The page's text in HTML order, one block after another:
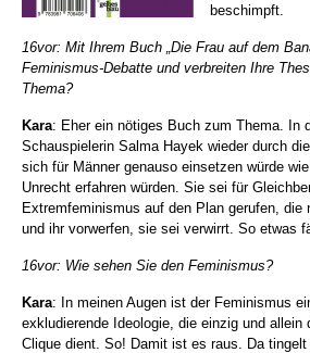
beschimpft.
16vor: Mit Ihrem Buch „Die Frau auf dem
Feminismus-Debatte und verbreiten Ihre
Thema?
Kara: Eher ein nötiges Buch zum Thema. In
Schauspielerin Salma Hayek wieder durch
sich für Männer genauso einsetzen würde
Unrecht erfahren würden. Sie sei für
Extremfeminismus auf den Plan gerufen,
und ihr vorwerfen, sie sei verwirrt. So etwas
16vor: Wie sehen Sie den Feminismus?
Kara: In meinen Augen ist der Feminismus
exkludierende Ideologie, die einzig und
Clique dient. So! Damit ist es raus. Da